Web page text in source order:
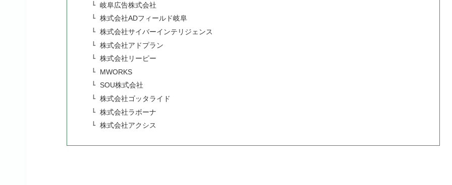
岐阜広告株式会社
株式会社ADフィールド岐阜
株式会社サイバーインテリジェンス
株式会社アドプラン
株式会社リーピー
MWORKS
SOU株式会社
株式会社ゴッタライド
株式会社ラボーナ
株式会社アクシス